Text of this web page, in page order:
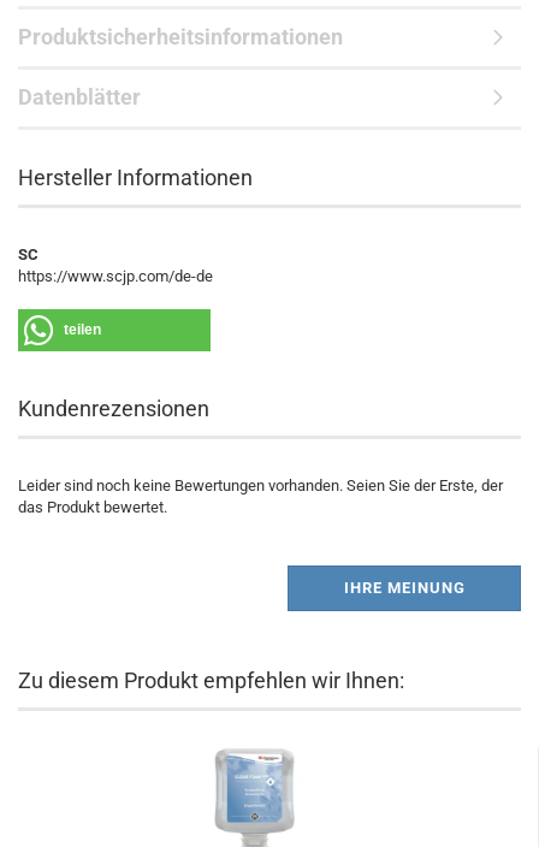
Produktsicherheitsinformationen
Datenblätter
Hersteller Informationen
SC
https://www.scjp.com/de-de
teilen
Kundenrezensionen
Leider sind noch keine Bewertungen vorhanden. Seien Sie der Erste, der
das Produkt bewertet.
IHRE MEINUNG
Zu diesem Produkt empfehlen wir Ihnen: